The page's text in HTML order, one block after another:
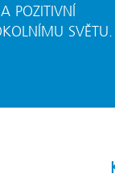
POZITIVNÍ
SVĚTU.